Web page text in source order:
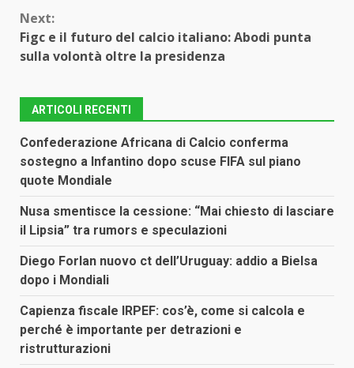
Next:
Figc e il futuro del calcio italiano: Abodi punta
sulla volontà oltre la presidenza
ARTICOLI RECENTI
Confederazione Africana di Calcio conferma
sostegno a Infantino dopo scuse FIFA sul piano
quote Mondiale
Nusa smentisce la cessione: “Mai chiesto di lasciare
il Lipsia” tra rumors e speculazioni
Diego Forlan nuovo ct dell’Uruguay: addio a Bielsa
dopo i Mondiali
Capienza fiscale IRPEF: cos’è, come si calcola e
perché è importante per detrazioni e
ristrutturazioni